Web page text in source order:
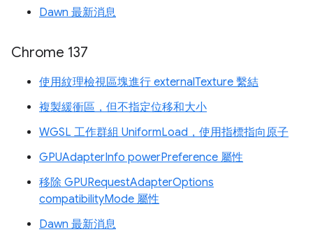
Dawn 最新消息
Chrome 137
使用紋理檢視區塊進行 externalTexture 繫結
複製緩衝區，但不指定位移和大小
WGSL 工作群組 UniformLoad，使用指標指向原子
GPUAdapterInfo powerPreference 屬性
移除 GPURequestAdapterOptions
compatibilityMode 屬性
Dawn 最新消息